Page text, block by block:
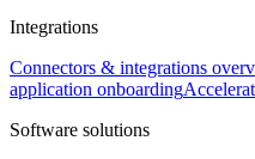
Integrations
Connectors & integrations
application onboarding
Software solutions